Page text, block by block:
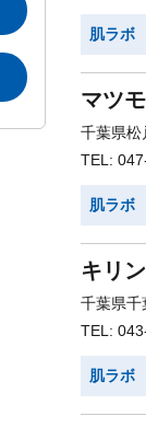
肌ラボ
マツ
千葉県松
TEL:
肌ラボ
キリ
千葉県千
TEL:
肌ラボ